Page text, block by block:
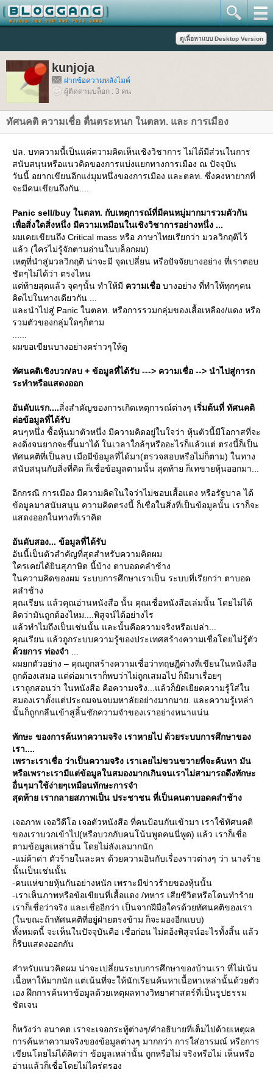
kunjoja
ฝากข้อความหลังไมค์
ผู้ติดตามบล็อก : 3 คน
ทัศนคติ ความเชื่อ ตื่นตระหนก ในตลท. และ การเมือง
ปล. บทความนี้เป็นแค่ความคิดเห็นเชิงวิชาการ ไม่ได้มีส่วนในการ
สนับสนุนหรือแนวคิดของการแบ่งแยกทางการเมือง ณ ปัจจุบัน
วันนี้ อยากเขียนอีกแง่มุมหนึ่งของการเมือง และตลท. ซึ่งคงหายากที่
จะมีคนเขียนถึงกัน....
Panic sell/buy ในตลท. กับเหตุการณ์ที่มีคนหมู่มากมารวมตัวกัน
เพื่อสิ่งใดสิ่งหนึ่ง มีความเหมือนในเชิงวิชาการอย่างหนึ่ง ...
ผมเคยเขียนถึง Critical mass หรือ ภาษาไทยเรียกว่า มวลวิกฤติไว้
ล้ว (ใครไม่รู้จักตามอ่านในบล็อกผม)
เหตุที่นำสู่มวลวิกฤติ น่าจะมี จุดเปลี่ยน หรือปัจจัยบางอย่าง ที่เราตอบ
ชัดๆไม่ได้ว่า ตรงไหน
ต่ท้ายสุดแล้ว จุดๆนั้น ทำให้มี ความเชื่อ บางอย่าง ที่ทำให้ทุกๆคน
คิดไปในทางเดียวกัน ...
ละนำไปสู่ Panic ในตลท. หรือการรวมกลุ่มของเสื้อเหลือง/แดง หรือ
รวมตัวของกลุ่มใดๆก็ตาม
ผมขอเขียนบางอย่างคร่าวๆให้ดู
ทัศนคติเชิงบวก/ลบ + ข้อมูลที่ได้รับ ---> ความเชื่อ --> นำไปสู่การก
ระทำหรือแสดงออก
อันดับแรก....สิ่งสำคัญของการเกิดเหตุการณ์ต่างๆ เริ่มต้นที่ ทัศนคติ
ต่อข้อมูลที่ได้รับ
คนๆหนึ่ง ซื้อหุ้นมาตัวหนึ่ง มีความคิดอยู่ในใจว่า หุ้นตัวนี้มีโอกาสที่จะ
ลงดิ่งจนยากจะขึ้นมาได้ ในเวลาใกล้ๆหรืออะไรก็แล้วแต่ ตรงนี้ก็เป็น
ทัศนคติที่เป็นลบ เมือมีข้อมูลที่ได้มา(ตรวจสอบหรือไม่ก็ตาม) ในทาง
สนับสนุนกับสิ่งที่คิด ก็เชื่อข้อมูลตามนั้น สุดท้าย ก็เทขายหุ้นออกมา...
อีกกรณี การเมือง มีความคิดในใจว่าไม่ชอบเสื้อแดง หรือรัฐบาล ได้
ข้อมูลมาสนับสนุน ความคิดตรงนี้ ก็เชื่อในสิ่งที่เป็นข้อมูลนั้น เราก็จะ
สดงออกในทางที่เราคิด
อันดับสอง... ข้อมูลที่ได้รับ
อันนี้เป็นตัวสำคัญที่สุดสำหรับความคิดผม
ครเคยได้ยินสุภาษิต นี้บ้าง ตาบอดคลำช้าง
นความคิดของผม ระบบการศึกษาเราเป็น ระบบที่เรียกว่า ตาบอด
คลำช้าง
คุณเรียน แล้วคุณอ่านหนังสือ นั้น คุณเชื่อหนังสือเล่มนั้น โดยไม่ได้
คิดว่ามันถูกต้องไหม....พิสูจน์ได้อย่างไร
ล้วทำไมถึงเป็นเช่นนั้น และนั้นคือความจริงหรือเปล่า...
คุณเรียน แล้วถูกระบบความรู้ของประเทศสร้างความเชื่อโดยไม่รู้ตัว
ด้วยการ ท่องจำ
ผมยกตัวอย่าง – คุณถูกสร้างความเชื่อว่าทฤษฎีต่างที่เขียนในหนังสือ
ถูกต้องเสมอ แต่ต่อมาเราก็พบว่าไม่ถูกเสมอไป ก็มีมาเรื่อยๆ
เราถูกสอนว่า ในหนังสือ คือความจริง...แล้วก็ยัดเยียดความรู้ใส่ใน
สมองเราตั้งแต่ประถมจนจบมหาลัยอย่างมากมาย. และความรู้เหล่า
นั้นก็ถูกกลืนเข้าสู่ลิ้นชักความจำของเราอย่างหนาแน่น
ทักษะ ของการค้นหาความจริง เราหายไป ด้วยระบบการศึกษาของ
เรา....
เพราะเราเชื่อ ว่าเป็นความจริง เราเลยไม่ขวนขวายที่จะค้นหา มัน
หรือเพราะเรามีแต่ข้อมูลในสมองมากเกินจนเราไม่สามารถดึงทักษะ
อื่นๆมาใช้ง่ายๆเหมือนทักษะการจำ
สุดท้าย เรากลายสภาพเป็น ประชาชน ที่เป็นคนตาบอดคลำช้าง
เจอภาพ เจอวีดีโอ เจอตัวหนังสือ ที่คนป้อนกันเข้ามา เราใช้ทัศนคติ
ของเราบวกเข้าไป(หรือบวกกับคนโน้นพูดคนนี่พูด) แล้ว เราก็เชื่อ
ตามข้อมูลเหล่านั้น โดยไม่ลังเลมากนัก
-แม่ค้าด่า ตัวร้ายในละคร ด้วยความอินกับเรื่องราวต่างๆ ว่า นางร้า
นั้นเป็นเช่นนั้น
-คนแห่ขายหุ้นกันอย่างหนัก เพราะมีข่าวร้ายของหุ้นนั้น
-เราเห็นภาพหรือข้อเขียนที่เสื้อแดง /ทหาร เสียชีวิตหรือโดนทำร้า
เราก็เชื่อว่าจริง และเชื่ออีกว่า เป็นจากฝีมือใครด้วยทัศนคติของเรา
(ในขณะถ้าทัศนคติที่อยู่ฝ่ายตรงข้าม ก็จะมองอีกแบบ)
ทั้งหมดนี้ จะเห็นในปัจจุบันคือ เชื่อก่อน ไม่ตอ้งพิสูจน์อะไรทั้งสิ้น แล้ว
ก็รีบแสดงออกกัน
สำหรับแนวคิดผม น่าจะเปลี่ยนระบบการศึกษาของบ้านเรา ที่ไม่เน้น
เนื้อหาให้มากนัก แต่เน้นที่จะให้นักเรียนค้นหาเนื้อหาเหล่านั้นด้วยตัว
เอง ฝึกการค้นหาข้อมูลด้วยเหตุผลทางวิทยาศาสตร์ที่เป็นรูปธรรม
ชัดเจน
ก็หวังว่า อนาคต เราจะเจอกระทู้ต่างๆ/คำอธิบายที่เต็มไปด้วยเหตุผล
การค้นหาความจริงของข้อมูลต่างๆ มากกว่า การใส่อารมณ์ หรือการ
เขียนโดยไม่ได้คิดว่า ข้อมูลเหล่านั้น ถูกหรือไม่ จริงหรือไม่ เห็นหรือ
อ่านแล้วก็เชื่อโดยไม่ไตร่ตรอง